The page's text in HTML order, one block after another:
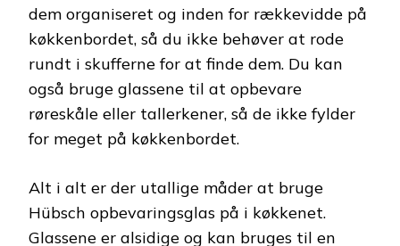
dem organiseret og inden for rækkevidde på
køkkenbordet, så du ikke behøver at rode
rundt i skufferne for at finde dem. Du kan
også bruge glassene til at opbevare
røreskåle eller tallerkener, så de ikke fylder
for meget på køkkenbordet.
Alt i alt er der utallige måder at bruge
Hübsch opbevaringsglas på i køkkenet.
Glassene er alsidige og kan bruges til en